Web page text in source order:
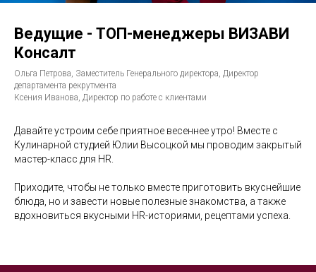
Ведущие - ТОП-менеджеры ВИЗАВИ
Консалт
Ольга Петрова, Заместитель Генерального директора, Директор
департамента рекрутмента
Ксения Иванова, Директор по работе с клиентами
Давайте устроим себе приятное весеннее утро! Вместе с
Кулинарной студией Юлии Высоцкой мы проводим закрытый
мастер-класс для HR.
Приходите, чтобы не только вместе приготовить вкуснейшие
блюда, но и завести новые полезные знакомства, а также
вдохновиться вкусными HR-историями, рецептами успеха.